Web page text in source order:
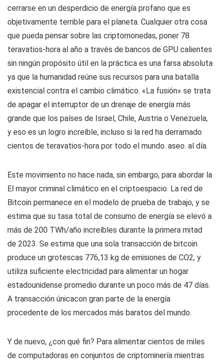
cerrarse en un desperdicio de energía profano que es
objetivamente terrible para el planeta. Cualquier otra cosa
que pueda pensar sobre las criptomonedas, poner 78
teravatios-hora al año a través de bancos de GPU calientes
sin ningún propósito útil en la práctica es una farsa absoluta
ya que la humanidad reúne sus recursos para una batalla
existencial contra el cambio climático. «La fusión» se trata
de apagar el interruptor de un drenaje de energía más
grande que los países de Israel, Chile, Austria o Venezuela,
y eso es un logro increíble, incluso si la red ha derramado
cientos de teravatios-hora por todo el mundo. aseo. al día.
Este movimiento no hace nada, sin embargo, para abordar la
El mayor criminal climático en el criptoespacio. La red de
Bitcoin permanece en el modelo de prueba de trabajo, y se
estima que su tasa total de consumo de energía se elevó a
más de 200 TWh/año increíbles durante la primera mitad
de 2023. Se estima que una sola transacción de bitcoin
produce un grotescas 776,13 kg de emisiones de CO2, y
utiliza suficiente electricidad para alimentar un hogar
estadounidense promedio durante un poco más de 47 días.
A transacción únicacon gran parte de la energía
procedente de los mercados más baratos del mundo.
Y de nuevo, ¿con qué fin? Para alimentar cientos de miles
de computadoras en conjuntos de criptominería mientras